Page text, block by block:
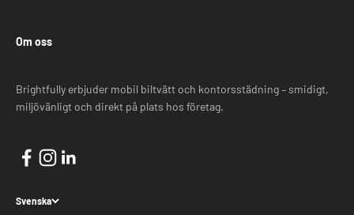
Om oss
Brightfully erbjuder mobil biltvätt och kontorsstädning – smidigt,
miljövänligt och direkt på plats hos företag.
Svenska